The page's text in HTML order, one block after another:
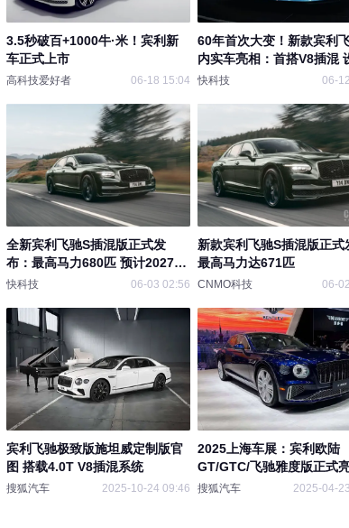
3.5秒破百+1000牛·米！宾利新
车正式上市
高科技爱好者 06-18 15:04
60年首次大变！新款宾利
内实车亮相：首搭V8插混
新
快科技 06-
全新宾利飞驰S插混版正式发
布：最高马力680匹 预计2027年
引进
快科技 06-03 02:56
新款宾利飞驰S插混版正式
最高马力达671匹
CNMO科技 06-
宾利飞驰极致版施坦威定制版官
图 搭载4.0T V8插混系统
搜狐汽车 2025-10-24 09:46
2025上海车展：宾利欧陆
GT/GTC/飞驰雅度版正式
搜狐汽车 2025-04-